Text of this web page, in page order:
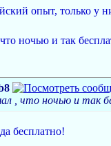
опыт, только у
ночью и так
, что ночью и так
бесплатно!